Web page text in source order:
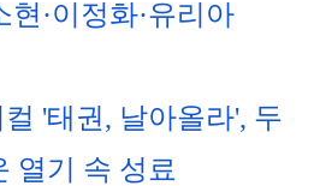
·이정화·유리아
'태권, 날아올라', 두
열기 속 성료